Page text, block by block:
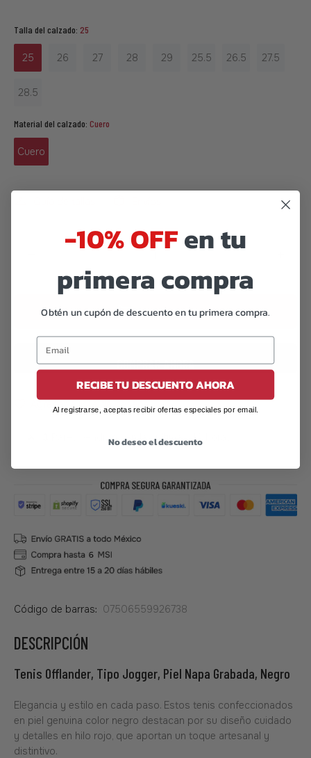
Talla del calzado: 25
25 26 27 28 29 25.5 26.5 27.5
28.5
Material del calzado: Cuero
Cuero
PREORDER
COMPRAR AHORA
Agregar a lista de deseos
Pares vendidos en las últimas 48 horas
Código de barras: 07506559926738
DESCRIPCIÓN
Tenis Offlander, Tipo Jogger, Piel Napa Grabada, Negro
Elegancia y estilo en cada paso. Estos tenis confeccionados
en piel genuina color negro destacan por su diseño cuidado
y detalles en hilo rojo, que aportan un toque artesanal y
distintivo.
-10% OFFen tu
primera compra
Obtén un cupón de descuento en tu primera compra.
RECIBE TU DESCUENTO AHORA
Al registrarse, aceptas recibir ofertas especiales por email.
No deseo el descuento